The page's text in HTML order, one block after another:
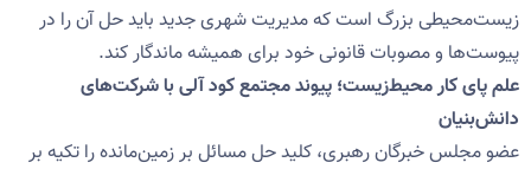
زیست‌محیطی بزرگ است که مدیریت شهری جدید باید حل آن را در
پیوست‌ها و مصوبات قانونی خود برای همیشه ماندگار کند.
علم پای کار محیط‌زیست؛ پیوند مجتمع کود آلی با شرکت‌های
دانش‌بنیان
عضو مجلس خبرگان رهبری، کلید حل مسائل بر زمین‌مانده را تکیه بر